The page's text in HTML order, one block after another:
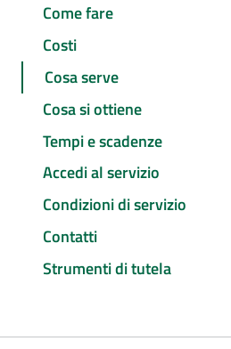
Come fare
Costi
Cosa serve
Cosa si ottiene
Tempi e scadenze
Accedi al servizio
Condizioni di servizio
Contatti
Strumenti di tutela